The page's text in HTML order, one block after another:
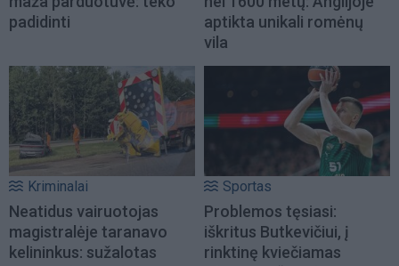
padidinti
aptikta unikali romėnų
vila
Kriminalai
Neatidus vairuotojas
magistralėje taranavo
kelininkus: sužalotas
Sportas
Problemos tęsiasi:
iškritus Butkevičiui, į
rinktinę kviečiamas